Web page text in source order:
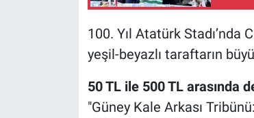
100. Yıl Atatürk
yeşil-beyazlı taraftarın
50 TL ile 500 TL arasında
"Güney Kale Arkası